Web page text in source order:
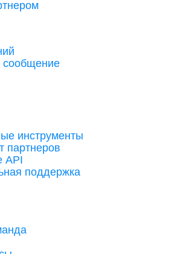
сообщение
инструменты
партнеров
API
поддержка